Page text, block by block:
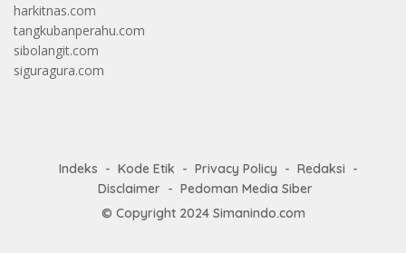
harkitnas.com
tangkubanperahu.com
sibolangit.com
siguragura.com
Indeks Kode Etik Privacy Policy
Redaksi
Disclaimer
Pedoman Media Siber
© Copyright 2024 Simanindo.com